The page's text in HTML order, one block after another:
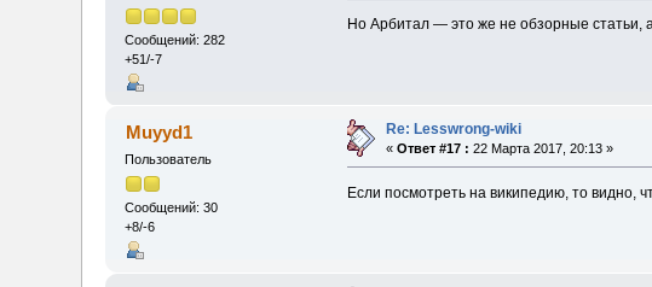
Сообщений: 282
+51/-7
Но Арбитал — это же не обзорные статьи,
Muyyd1
Пользователь
Сообщений: 30
+8/-6
Re: Lesswrong-wiki
«Ответ #17 : 22 Марта 2017, 20:13 »
Если посмотреть на википедию, то видно,